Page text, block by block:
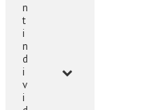
n
t
i
n
d
i
v
i